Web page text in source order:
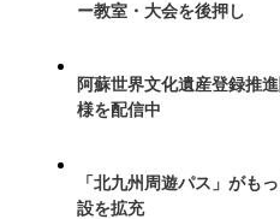
ー教室・大会を後押し
阿蘇世界文化遺産登録推
様を配信中
「北九州周遊パス」がも
設を拡充